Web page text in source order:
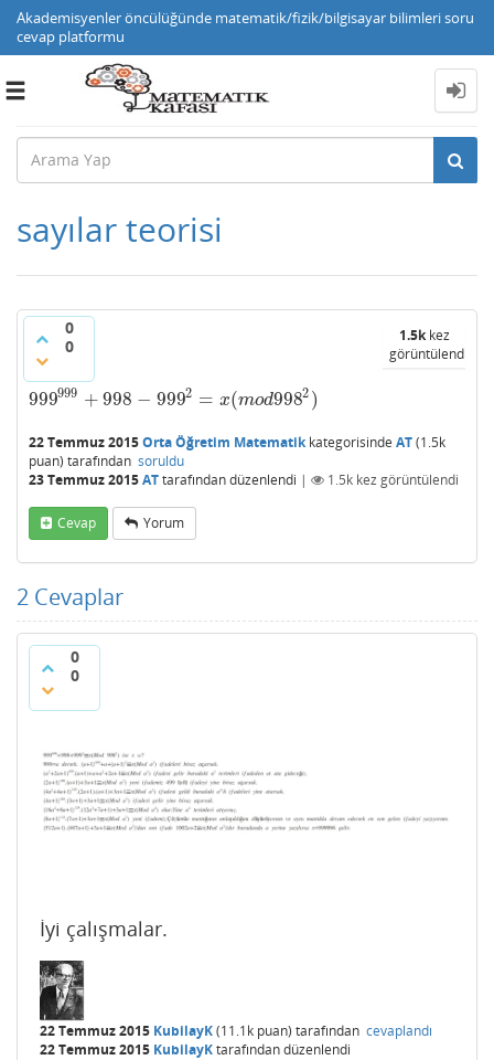
Akademisyenler öncülüğünde matematik/fizik/bilgisayar bilimleri soru
cevap platformu
Toggle
sayılar teorisi
0
0
1.5kkez
görüntülendi
999999 + 998 − 9992 = x(mod9982 )
999999 +998−999 2=x(m od 9982)
22 Temmuz 2015Orta Öğretim Matematikkategorisinde AT(1.5k
puan) tarafından soruldu
23 Temmuz 2015ATtarafındandüzenlendi | 1.5k kez görüntülendi
Cevap Yorum
2 Cevaplar
0
0
İyi çalışmalar.
22 Temmuz 2015 KubilayK(11.1k puan) tarafından cevaplandı
22 Temmuz 2015 KubilayKtarafındandüzenlendi